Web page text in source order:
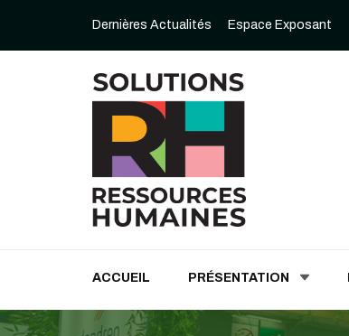
Dernières Actualités Espace Exposant
ACCUEIL PRÉSENTATION